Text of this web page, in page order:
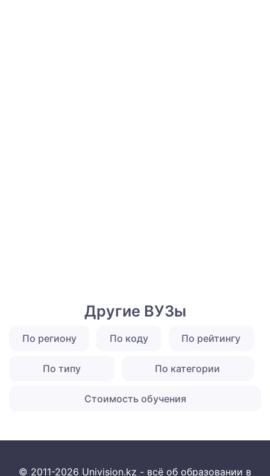
Другие ВУЗы
По региону По коду По рейтингу
По типу По категории
Стоимость обучения
© 2011-2026 Univision.kz - всё об образовании в